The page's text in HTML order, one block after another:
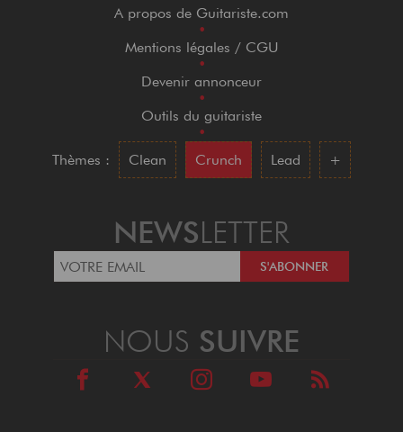
A propos de Guitariste.com
•
Mentions légales / CGU
•
Devenir annonceur
•
Outils du guitariste
•
Thèmes :
Clean Crunch Lead +
NEWSLETTER
NOUS SUIVRE